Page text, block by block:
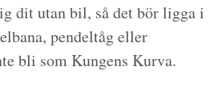
dit utan bil, så det bör ligga i
pendeltåg eller
bli som Kungens Kurva.